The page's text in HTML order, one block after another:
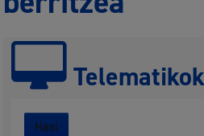
Hasi